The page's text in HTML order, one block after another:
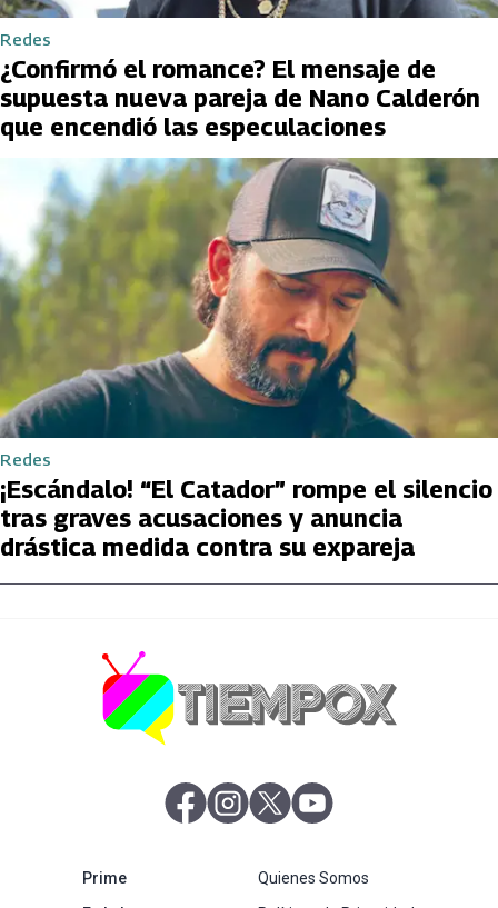
Redes
¿Confirmó el romance? El mensaje de
supuesta nueva pareja de Nano Calderón
que encendió las especulaciones
Redes
¡Escándalo! “El Catador” rompe el silencio
tras graves acusaciones y anuncia
drástica medida contra su expareja
abre en nueva pestaña
abre en nueva pestaña
abre en nueva pestaña
Primeabre en nueva pestañaQuienes Somos